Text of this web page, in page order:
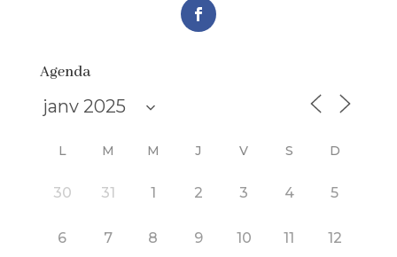
Agenda
L M M J V S D
30 31 1 2 3 4 5
6 7 8 9 10 11 12